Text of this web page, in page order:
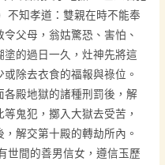
不知孝道：雙親在時不能奉
父母，翁姑驚恐、害怕、
的過日一久，灶神先將這
除去衣食的福報與祿位。
各殿地獄的諸種刑罰後，解
鬼犯，擲入大獄去受苦，
解交第十殿的轉劫所內。
世間的善男信女，遵信玉歷